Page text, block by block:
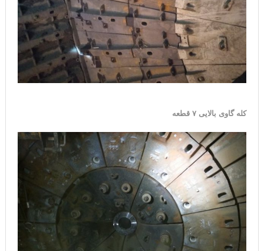
کله گاوی بالایی ۷ قطعه